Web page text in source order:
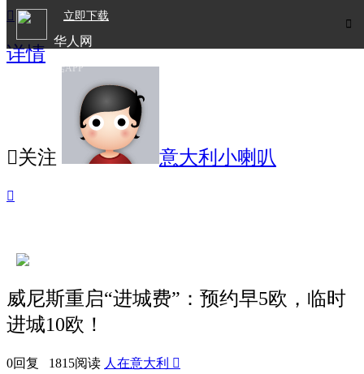

立即下载
华人网
欧洲华人生活APP

详情
关注 意大利小喇叭

威尼斯重启“进城费”：预约早5欧，临时
进城10欧！
0回复 1815阅读 人在意大利 